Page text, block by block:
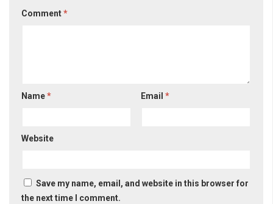
Comment*
Name* Email*
Website
Save my name, email, and website in this browser for
the next time I comment.